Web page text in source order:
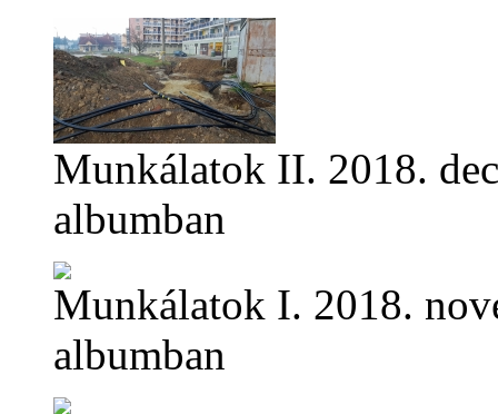
Munkálatok II. 2018.
albumban
Munkálatok I. 2018.
albumban